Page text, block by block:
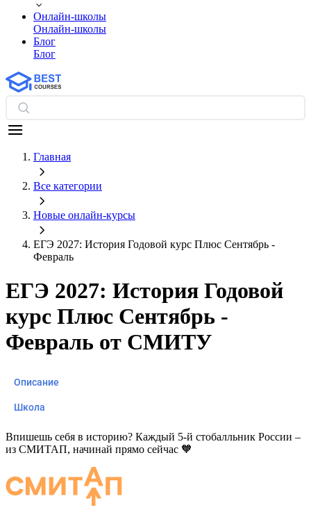
Онлайн-школы
Онлайн-школы
Блог
Блог
Главная
Все категории
Новые онлайн‑курсы
ЕГЭ 2027: История Годовой курс Плюс Сентябрь -
Февраль
ЕГЭ 2027: История Годовой
курс Плюс Сентябрь -
Февраль от СМИТУ
Описание
Школа
Впишешь себя в историю? Каждый 5-й стобалльник России –
из СМИТАП, начинай прямо сейчас 🧡